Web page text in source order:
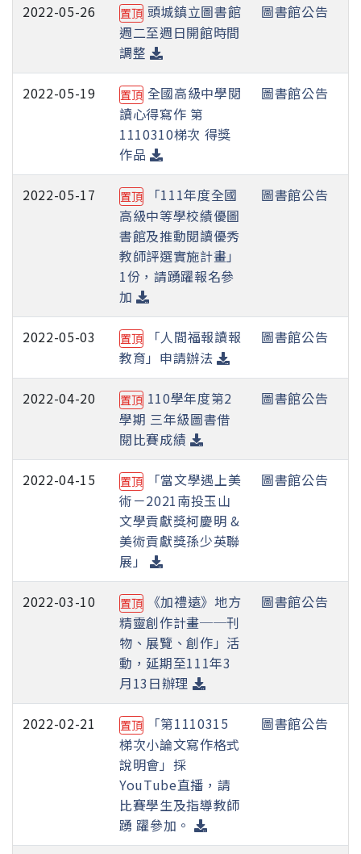
2022-05-26 置頂 頭城鎮立圖書館
週二至週日開館時間
調整
圖書館公告
2022-05-19 置頂 全國高級中學閱
讀心得寫作 第
1110310梯次 得獎
作品
圖書館公告
2022-05-17 置頂
「111年度全國
高級中等學校績優圖
書館及推動閱讀優秀
教師評選實施計畫」
1份，請踴躍報名參
加
圖書館公告
2022-05-03 置頂
「人間福報讀報
教育」申請辦法
圖書館公告
2022-04-20 置頂 110學年度第2
學期 三年級圖書借
閱比賽成績
圖書館公告
2022-04-15 置頂
「當文學遇上美
術－2021南投玉山
文學貢獻獎柯慶明 &
美術貢獻獎孫少英聯
展」
圖書館公告
2022-03-10 置頂
《加禮遠》地方
精靈創作計畫──刊
物、展覽、創作」活
動，延期至111年3
月13日辦理
圖書館公告
2022-02-21 置頂
「第1110315
梯次小論文寫作格式
說明會」採
YouTube直播，請
比賽學生及指導教師
踴 躍參加。
圖書館公告